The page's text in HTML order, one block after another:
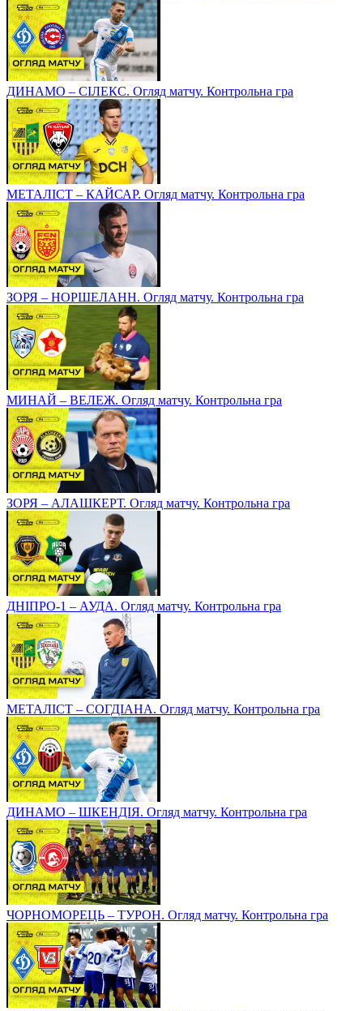
ДИНАМО – СІЛЕКС. Огляд матчу. Контрольна гра
МЕТАЛІСТ – КАЙСАР. Огляд матчу. Контрольна гра
ЗОРЯ – НОРШЕЛАНН. Огляд матчу. Контрольна гра
МИНАЙ – ВЕЛЕЖ. Огляд матчу. Контрольна гра
ЗОРЯ – АЛАШКЕРТ. Огляд матчу. Контрольна гра
ДНІПРО-1 – АУДА. Огляд матчу. Контрольна гра
МЕТАЛІСТ – СОГДІАНА. Огляд матчу. Контрольна гра
ДИНАМО – ШКЕНДІЯ. Огляд матчу. Контрольна гра
ЧОРНОМОРЕЦЬ – ТУРОН. Огляд матчу. Контрольна гра